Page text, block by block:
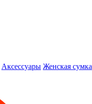
Аксессуары Женская сумка